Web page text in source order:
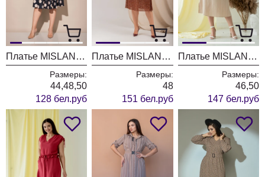
Платье MISLANA WOMEN 410/1
Размеры:
44,48,50
128 бел.руб
Платье MISLANA WOMEN 494/3
Размеры:
48
151 бел.руб
Платье MISLANA WOMEN 667 бежевый
Размеры:
46,50
147 бел.руб